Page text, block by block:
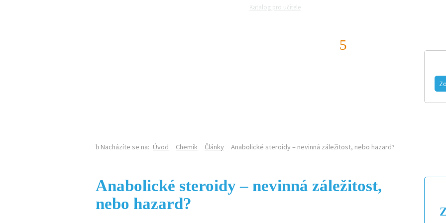
Katalog pro učitele
Nacházíte se na: Úvod Chemik Články Anabolické steroidy – nevinná záležitost, nebo hazard?
Anabolické steroidy – nevinná záležitost,
nebo hazard?